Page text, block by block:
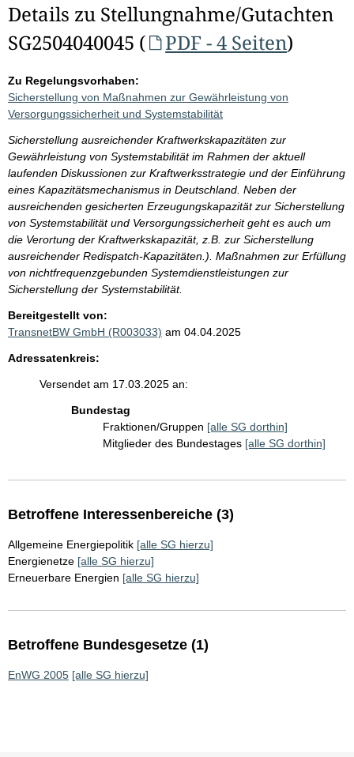
Details zu Stellungnahme/Gutachten
SG2504040045 (
PDF - 4 Seiten)
Zu Regelungsvorhaben:
Sicherstellung von Maßnahmen zur Gewährleistung von
Versorgungssicherheit und Systemstabilität
Sicherstellung ausreichender Kraftwerkskapazitäten zur
Gewährleistung von Systemstabilität im Rahmen der aktuell
laufenden Diskussionen zur Kraftwerksstrategie und der Einführung
eines Kapazitätsmechanismus in Deutschland. Neben der
ausreichenden gesicherten Erzeugungskapazität zur Sicherstellung
von Systemstabilität und Versorgungssicherheit geht es auch um
die Verortung der Kraftwerkskapazität, z.B. zur Sicherstellung
ausreichender Redispatch-Kapazitäten.). Maßnahmen zur Erfüllung
von nichtfrequenzgebunden Systemdienstleistungen zur
Sicherstellung der Systemstabilität.
Bereitgestellt von:
TransnetBW GmbH (R003033) am 04.04.2025
Adressatenkreis:
Versendet am 17.03.2025 an:
Bundestag
Fraktionen/Gruppen [alle SG dorthin]
Mitglieder des Bundestages [alle SG dorthin]
Betroffene Interessenbereiche (3)
Allgemeine Energiepolitik [alle SG hierzu]
Energienetze [alle SG hierzu]
Erneuerbare Energien [alle SG hierzu]
Betroffene Bundesgesetze (1)
EnWG 2005 [alle SG hierzu]